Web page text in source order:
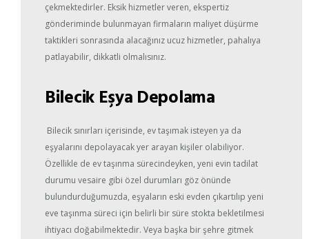
çekmektedirler. Eksik hizmetler veren, ekspertiz
gönderiminde bulunmayan firmaların maliyet düşürme
taktikleri sonrasında alacağınız ucuz hizmetler, pahalıya
patlayabilir, dikkatli olmalısınız.
Bilecik Eşya Depolama
Bilecik sınırları içerisinde, ev taşımak isteyen ya da
eşyalarını depolayacak yer arayan kişiler olabiliyor.
Özellikle de ev taşınma sürecindeyken, yeni evin tadilat
durumu vesaire gibi özel durumları göz önünde
bulundurduğumuzda, eşyaların eski evden çıkartılıp yeni
eve taşınma süreci için belirli bir süre stokta bekletilmesi
ihtiyacı doğabilmektedir. Veya başka bir şehre gitmek